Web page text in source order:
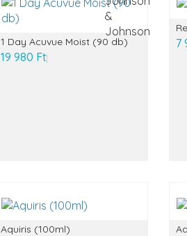
1 Day Acuvue Moist (90 db)
19 980 Ft
7
Aquiris (100ml)